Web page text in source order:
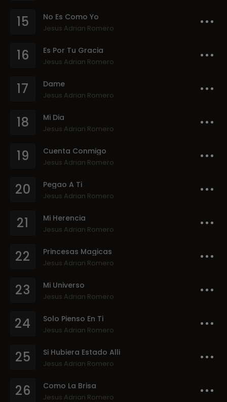
15 No Es Como Yo
Jesus Adrian Romero
16 Es Por Tu Gracia
Jesus Adrian Romero
17 Dame
Jesus Adrian Romero
18 Mi Dia
Jesus Adrian Romero
19 Cuenta Conmigo
Jesus Adrian Romero
20 Pegao A Ti
Jesus Adrian Romero
21 Mi Herencia
Jesus Adrian Romero
22 Princesas Magicas
Jesus Adrian Romero
23 Mi Universo
Jesus Adrian Romero
24 Solo Pienso En Ti
Jesus Adrian Romero
25 Si Hubiera Estado Alli
Jesus Adrian Romero
26 Como La Brisa
Jesus Adrian Romero